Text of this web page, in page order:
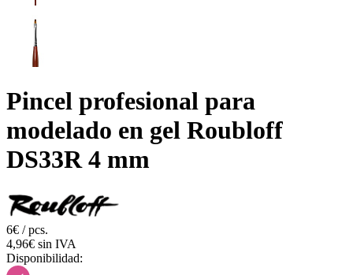
Pincel profesional para
modelado en gel Roubloff
DS33R 4 mm
6€ / pcs.
4,96€ sin IVA
Disponibilidad: